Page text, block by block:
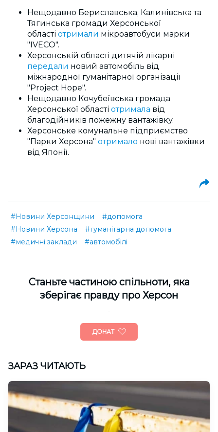
Нещодавно Бериславська, Калинівська та
Тягинська громади Херсонської
області отримали мікроавтобуси марки
"IVECO".
Херсонській області дитячій лікарні
передали новий автомобіль від
міжнародної гуманітарної організації
"Project Hope".
Нещодавно Кочубеївська громада
Херсонської області отримала від
благодійників пожежну вантажівку.
Херсонське комунальне підприємство
"Парки Херсона" отримало нові вантажівки
від Японії.
#Новини Херсонщини
#допомога
#Новини Херсона
#гуманітарна допомога
#медичні заклади
#автомобілі
Cтаньте частиною спільноти, яка
зберігає правду про Херсон
ДОНАТ
ЗАРАЗ ЧИТАЮТЬ